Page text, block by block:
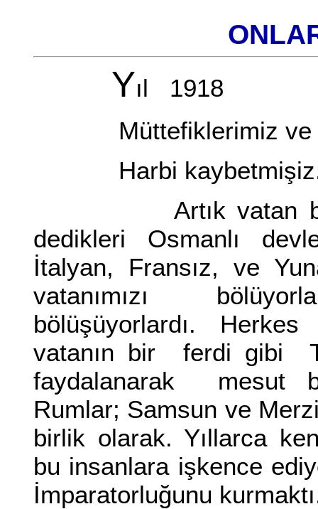
Yıl 1918
Müttefiklerimiz ve
Harbi
Artık vatan
dedikleri Osmanlı
İtalyan, Fransız, ve
vatanımızı
bölüşüyorlardı.
vatanın bir ferdi gibi
faydalanarak mesut
Rumlar; Samsun ve
birlik olarak. Yıllarca
bu insanlara işkence
İmparatorluğunu